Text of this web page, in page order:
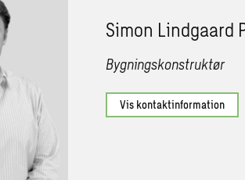
Simon Lindgaard
Bygningskonstruktør
Vis kontaktinformation